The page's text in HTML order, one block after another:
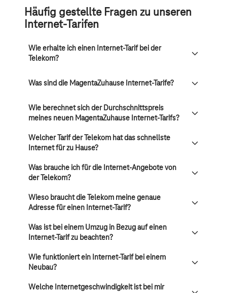
Häufig gestellte Fragen zu unseren
Internet-Tarifen
Wie erhalte ich einen Internet-Tarif bei der
Telekom?
Was sind die MagentaZuhause Internet-Tarife?
Wie berechnet sich der Durchschnittspreis
meines neuen MagentaZuhause Internet-Tarifs?
Welcher Tarif der Telekom hat das schnellste
Internet für zu Hause?
Was brauche ich für die Internet-Angebote von
der Telekom?
Wieso braucht die Telekom meine genaue
Adresse für einen Internet-Tarif?
Was ist bei einem Umzug in Bezug auf einen
Internet-Tarif zu beachten?
Wie funktioniert ein Internet-Tarif bei einem
Neubau?
Welche Internetgeschwindigkeit ist bei mir